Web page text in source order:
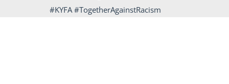
#KYFA #TogetherAgainstRacism